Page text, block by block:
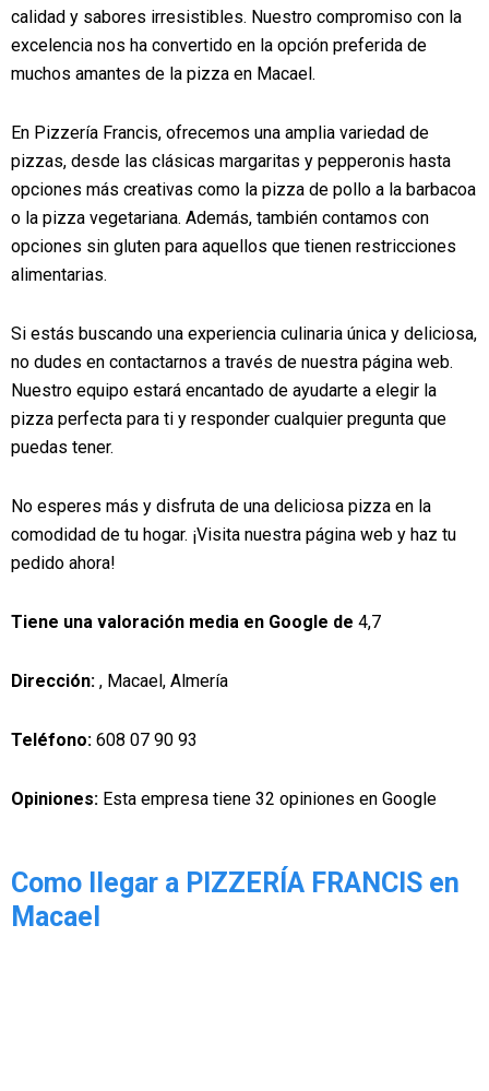
calidad y sabores irresistibles. Nuestro compromiso con la
excelencia nos ha convertido en la opción preferida de
muchos amantes de la pizza en Macael.
En Pizzería Francis, ofrecemos una amplia variedad de
pizzas, desde las clásicas margaritas y pepperonis hasta
opciones más creativas como la pizza de pollo a la barbacoa
o la pizza vegetariana. Además, también contamos con
opciones sin gluten para aquellos que tienen restricciones
alimentarias.
Si estás buscando una experiencia culinaria única y deliciosa,
no dudes en contactarnos a través de nuestra página web.
Nuestro equipo estará encantado de ayudarte a elegir la
pizza perfecta para ti y responder cualquier pregunta que
puedas tener.
No esperes más y disfruta de una deliciosa pizza en la
comodidad de tu hogar. ¡Visita nuestra página web y haz tu
pedido ahora!
Tiene una valoración media en Google de 4,7
Dirección: , Macael, Almería
Teléfono: 608 07 90 93
Opiniones: Esta empresa tiene 32 opiniones en Google
Como llegar a PIZZERÍA FRANCIS en
Macael